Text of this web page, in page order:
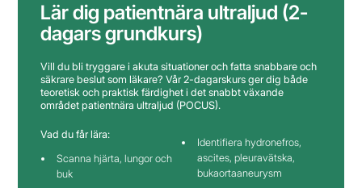
Lär dig patientnära ultraljud (2-
dagars grundkurs)
Vill du bli tryggare i akuta situationer och fatta snabbare och
säkrare beslut som läkare? Vår 2-dagarskurs ger dig både
teoretisk och praktisk färdighet i det snabbt växande
området patientnära ultraljud (POCUS).
Vad du får lära:
Scanna hjärta, lungor och
buk
Identifiera hydronefros,
ascites, pleuravätska,
bukaortaaneurysm